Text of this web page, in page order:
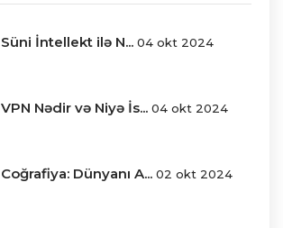
Süni İntellekt ilə N... 04 okt 2024
VPN Nədir və Niyə İs... 04 okt 2024
Coğrafiya: Dünyanı A... 02 okt 2024